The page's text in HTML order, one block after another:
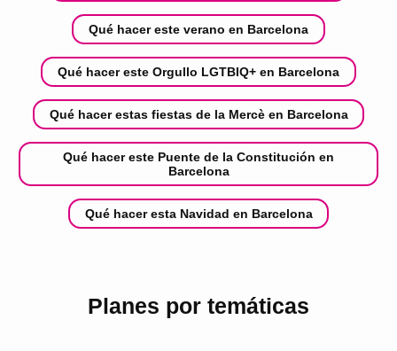
Qué hacer este verano en Barcelona
Qué hacer este Orgullo LGTBIQ+ en Barcelona
Qué hacer estas fiestas de la Mercè en Barcelona
Qué hacer este Puente de la Constitución en
Barcelona
Qué hacer esta Navidad en Barcelona
Planes por temáticas